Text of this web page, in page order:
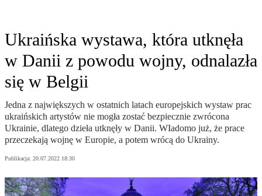
Ukraińska wystawa, która utknęła
w Danii z powodu wojny, odnalazła
się w Belgii
Jedna z największych w ostatnich latach europejskich wystaw prac
ukraińskich artystów nie mogła zostać bezpiecznie zwrócona
Ukrainie, dlatego dzieła utknęły w Danii. WIadomo już, że prace
przeczekają wojnę w Europie, a potem wrócą do Ukrainy.
Publikacja: 20.07.2022 18:30